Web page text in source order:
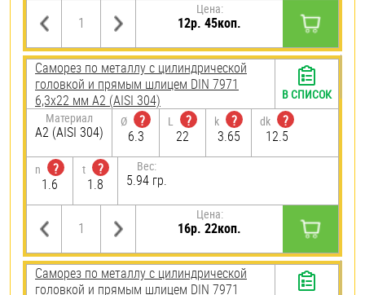
Цена:
12р. 45коп.
Саморез по металлу с цилиндрической
головкой и прямым шлицем DIN 7971
6,3х22 мм А2 (AISI 304)
Материал
А2 (AISI 304)
Ø
?
6.3
L
?
22
k
?
3.65
dk
?
12.5
n
?
1.6
t
?
1.8
Вес:
5.94 гр.
Цена:
16р. 22коп.
В СПИСОК
Саморез по металлу с цилиндрической
головкой и прямым шлицем DIN 7971